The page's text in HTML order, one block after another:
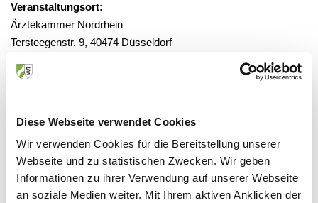
Diese Webseite verwendet Cookies
Wir verwenden Cookies für die Bereitstellung unserer
Webseite und zu statistischen Zwecken. Wir geben
Informationen zu ihrer Verwendung auf unserer Webseite
an soziale Medien weiter. Mit Ihrem aktiven Anklicken der
Veranstaltungsort:
Ärztekammer Nordrhein
Tersteegenstr. 9, 40474 Düsseldorf
Anbieter:
Nordrheinische Akademie für ärztliche Fort- und
Weiterbildung
Ansprechpartner: